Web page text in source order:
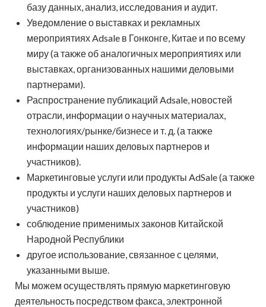
базу данных, анализ, исследования и аудит.
Уведомление о выставках и рекламных
мероприятиях Adsale в Гонконге, Китае и по всему
миру (а также об аналогичных мероприятиях или
выставках, организованных нашими деловыми
партнерами).
Распространение публикаций Adsale, новостей
отрасли, информации о научных материалах,
технологиях/рынке/бизнесе и т. д. (а также
информации наших деловых партнеров и
участников).
Маркетинговые услуги или продукты AdSale (а также
продукты и услуги наших деловых партнеров и
участников)
соблюдение применимых законов Китайской
Народной Республики
другое использование, связанное с целями,
указанными выше.
Мы можем осуществлять прямую маркетинговую
деятельность посредством факса, электронной